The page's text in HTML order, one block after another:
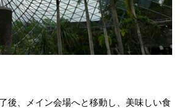
後、メイン会場へと移動し、美味しい食